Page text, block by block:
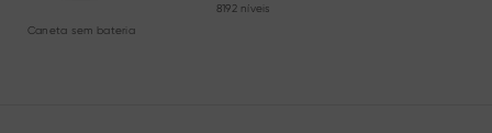
Caneta sem bateria
8192 níveis